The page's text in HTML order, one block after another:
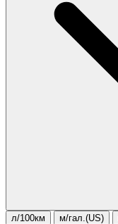
л/100км м/гал.(US)